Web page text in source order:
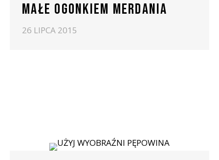
MAŁE OGONKIEM MERDANIA
26 LIPCA 2015